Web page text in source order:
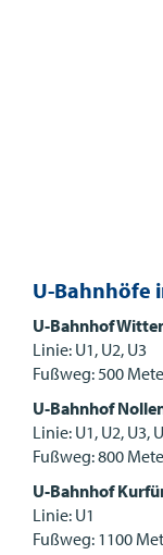
U-Bahnhöfe
U-Bahnhof
Linie: U1, U2, U3
Fußweg: 500
U-Bahnhof
Linie: U1, U2, U3,
Fußweg: 800
U-Bahnhof
Linie: U1
Fußweg: 1100